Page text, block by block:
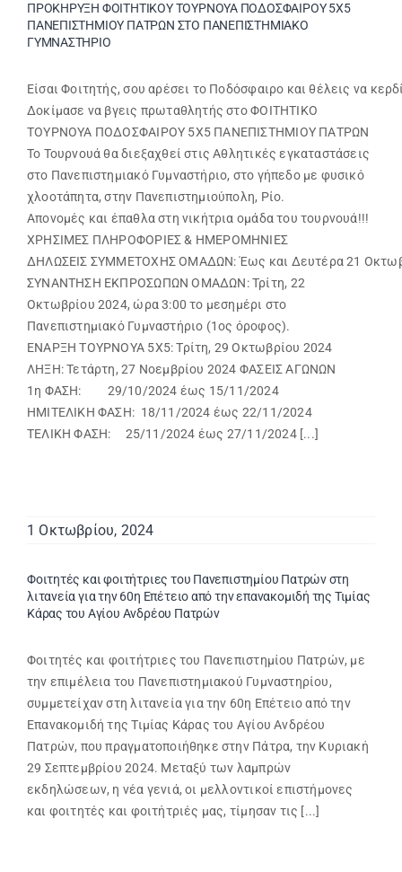
ΠΡΟΚΗΡΥΞΗ ΦΟΙΤΗΤΙΚΟΥ ΤΟΥΡΝΟΥΑ ΠΟΔΟΣΦΑΙΡΟΥ 5Χ5
ΠΑΝΕΠΙΣΤΗΜΙΟΥ ΠΑΤΡΩΝ ΣΤΟ ΠΑΝΕΠΙΣΤΗΜΙΑΚΟ
ΓΥΜΝΑΣΤΗΡΙΟ
Είσαι Φοιτητής, σου αρέσει το Ποδόσφαιρο και θέλεις να
Δοκίμασε να βγεις πρωταθλητής στο ΦΟΙΤΗΤΙΚΟ
ΤΟΥΡΝΟΥΑ ΠΟΔΟΣΦΑΙΡΟΥ 5Χ5 ΠΑΝΕΠΙΣΤΗΜΙΟΥ ΠΑΤΡΩΝ
Το Τουρνουά θα διεξαχθεί στις Αθλητικές εγκαταστάσεις
στο Πανεπιστημιακό Γυμναστήριο, στο γήπεδο με φυσικό
χλοοτάπητα, στην Πανεπιστημιούπολη, Ρίο.
Απονομές και έπαθλα στη νικήτρια ομάδα του τουρνουά!!!
ΧΡΗΣΙΜΕΣ ΠΛΗΡΟΦΟΡΙΕΣ & ΗΜΕΡΟΜΗΝΙΕΣ
ΔΗΛΩΣΕΙΣ ΣΥΜΜΕΤΟΧΗΣ ΟΜΑΔΩΝ: Έως και Δευτέρα 21
ΣΥΝΑΝΤΗΣΗ ΕΚΠΡΟΣΩΠΩΝ ΟΜΑΔΩΝ: Τρίτη, 22
Οκτωβρίου 2024, ώρα 3:00 το μεσημέρι στο
Πανεπιστημιακό Γυμναστήριο (1ος όροφος).
ΕΝΑΡΞΗ ΤΟΥΡΝΟΥΑ 5Χ5: Τρίτη, 29 Οκτωβρίου 2024
ΛΗΞΗ: Τετάρτη, 27 Νοεμβρίου 2024 ΦΑΣΕΙΣ ΑΓΩΝΩΝ
1η ΦΑΣΗ: 29/10/2024 έως 15/11/2024
ΗΜΙΤΕΛΙΚΗ ΦΑΣΗ: 18/11/2024 έως 22/11/2024
ΤΕΛΙΚΗ ΦΑΣΗ: 25/11/2024 έως 27/11/2024 [...]
1 Οκτωβρίου, 2024
Φοιτητές και φοιτήτριες του Πανεπιστημίου Πατρών στη
λιτανεία για την 60η Επέτειο από την επανακομιδή της Τιμίας
Κάρας του Αγίου Ανδρέου Πατρών
Φοιτητές και φοιτήτριες του Πανεπιστημίου Πατρών, με
την επιμέλεια του Πανεπιστημιακού Γυμναστηρίου,
συμμετείχαν στη λιτανεία για την 60η Επέτειο από την
Επανακομιδή της Τιμίας Κάρας του Αγίου Ανδρέου
Πατρών, που πραγματοποιήθηκε στην Πάτρα, την Κυριακή
29 Σεπτεμβρίου 2024. Μεταξύ των λαμπρών
εκδηλώσεων, η νέα γενιά, οι μελλοντικοί επιστήμονες
και φοιτητές και φοιτήτριές μας, τίμησαν τις [...]